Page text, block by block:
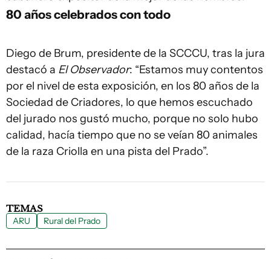
80 años celebrados con todo
Diego de Brum, presidente de la SCCCU, tras la jura
destacó a El Observador: “Estamos muy contentos
por el nivel de esta exposición, en los 80 años de la
Sociedad de Criadores, lo que hemos escuchado
del jurado nos gustó mucho, porque no solo hubo
calidad, hacía tiempo que no se veían 80 animales
de la raza Criolla en una pista del Prado”.
TEMAS
ARU Rural del Prado